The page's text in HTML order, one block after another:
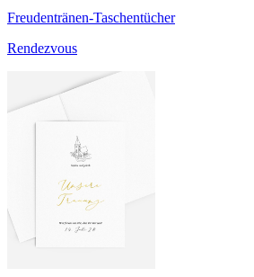
Freudentränen-Taschentücher
Rendezvous